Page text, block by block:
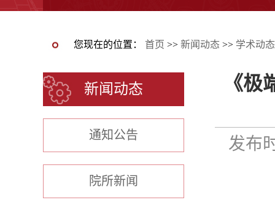
您现在的位置： 首页 >> 新闻动态 >> 学术动态
新闻动态
通知公告
院所新闻
《
发布